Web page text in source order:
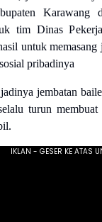
Karawang
tim Dinas
untuk
pribadinya
jembatan
turun